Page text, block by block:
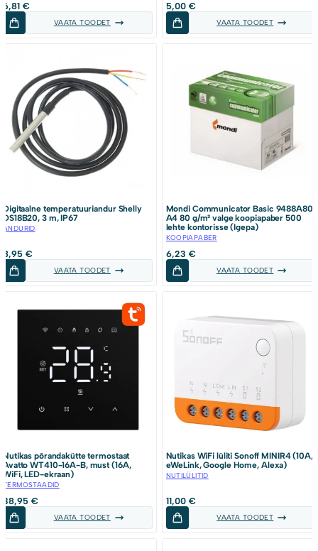
6,81 €
VAATA TOODET
5,00 €
VAATA TOODET
Digitaalne temperatuuriandur Shelly
DS18B20, 3 m, IP67
ANDURID
8,95 €
VAATA TOODET
Mondi Communicator Basic 9488A80
A4 80 g/m² valge koopiapaber 500
lehte kontorisse (Igepa)
KOOPIAPABER
6,23 €
VAATA TOODET
Nutikas põrandakütte termostaat
Avatto WT410-16A-B, must (16A,
WiFi, LED-ekraan)
TERMOSTAADID
38,95 €
VAATA TOODET
Nutikas WiFi lüliti Sonoff MINIR4 (10A,
eWeLink, Google Home, Alexa)
NUTILÜLITID
11,00 €
VAATA TOODET